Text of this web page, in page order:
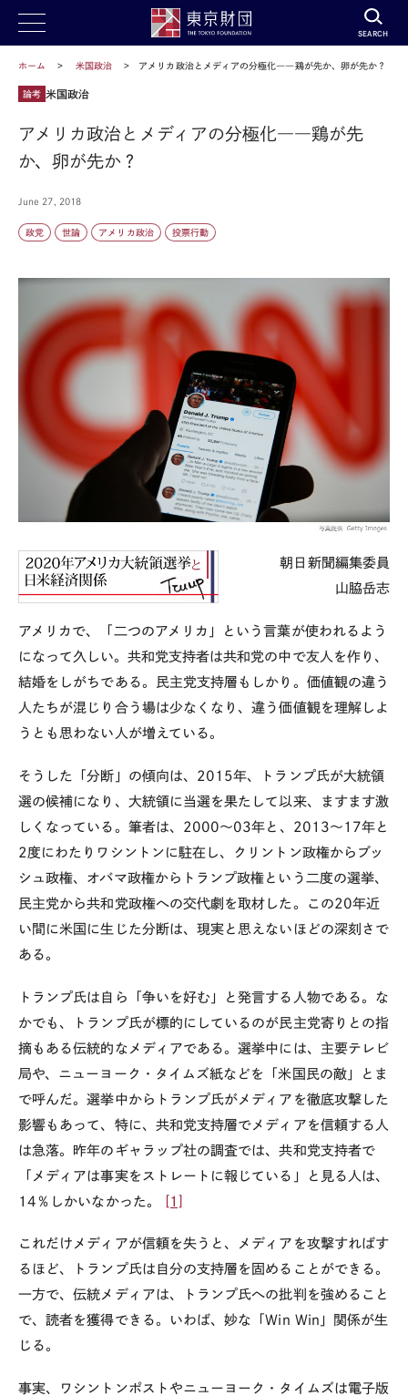
SEARCH
ホーム 米国政治 アメリカ政治とメディアの分極化――鶏が先か、卵が先か？
論考 米国政治
アメリカ政治とメディアの分極化――鶏が先
か、卵が先か？
June 27, 2018
政党 世論 アメリカ政治 投票行動
朝日新聞編集委員
山脇岳志
アメリカで、「二つのアメリカ」という言葉が使われるよう
になって久しい。共和党支持者は共和党の中で友人を作り、
結婚をしがちである。民主党支持層もしかり。価値観の違う
人たちが混じり合う場は少なくなり、違う価値観を理解しよ
うとも思わない人が増えている。
そうした「分断」の傾向は、2015年、トランプ氏が大統領
選の候補になり、大統領に当選を果たして以来、ますます激
しくなっている。筆者は、2000～03年と、2013～17年と
2度にわたりワシントンに駐在し、クリントン政権からブッ
シュ政権、オバマ政権からトランプ政権という二度の選挙、
民主党から共和党政権への交代劇を取材した。この20年近
い間に米国に生じた分断は、現実と思えないほどの深刻さで
ある。
トランプ氏は自ら「争いを好む」と発言する人物である。な
かでも、トランプ氏が標的にしているのが民主党寄りとの指
摘もある伝統的なメディアである。選挙中には、主要テレビ
局や、ニューヨーク・タイムズ紙などを「米国民の敵」とま
で呼んだ。選挙中からトランプ氏がメディアを徹底攻撃した
影響もあって、特に、共和党支持層でメディアを信頼する人
は急落。昨年のギャラップ社の調査では、共和党支持者で
「メディアは事実をストレートに報じている」と見る人は、
14％しかいなかった。
[1]
これだけメディアが信頼を失うと、メディアを攻撃すればす
るほど、トランプ氏は自分の支持層を固めることができる。
一方で、伝統メディアは、トランプ氏への批判を強めること
で、読者を獲得できる。いわば、妙な「Win Win」関係が生
じる。
事実、ワシントンポストやニューヨーク・タイムズは電子版